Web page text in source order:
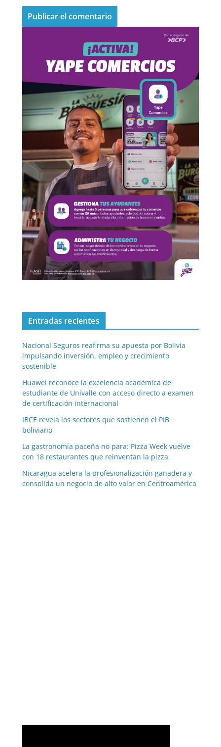
Entradas recientes
Nacional Seguros reafirma su apuesta por Bolivia
impulsando inversión, empleo y crecimiento
sostenible
Huawei reconoce la excelencia académica de
estudiante de Univalle con acceso directo a examen
de certificación internacional
IBCE revela los sectores que sostienen el PIB
boliviano
La gastronomía paceña no para: Pizza Week vuelve
con 18 restaurantes que reinventan la pizza
Nicaragua acelera la profesionalización ganadera y
consolida un negocio de alto valor en Centroamérica